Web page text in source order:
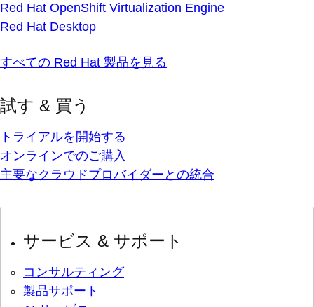
Red Hat OpenShift Virtualization Engine
Red Hat Desktop
すべての Red Hat 製品を見る
試す & 買う
トライアルを開始する
オンラインでのご購入
主要なクラウドプロバイダーとの統合
サービス & サポート
コンサルティング
製品サポート